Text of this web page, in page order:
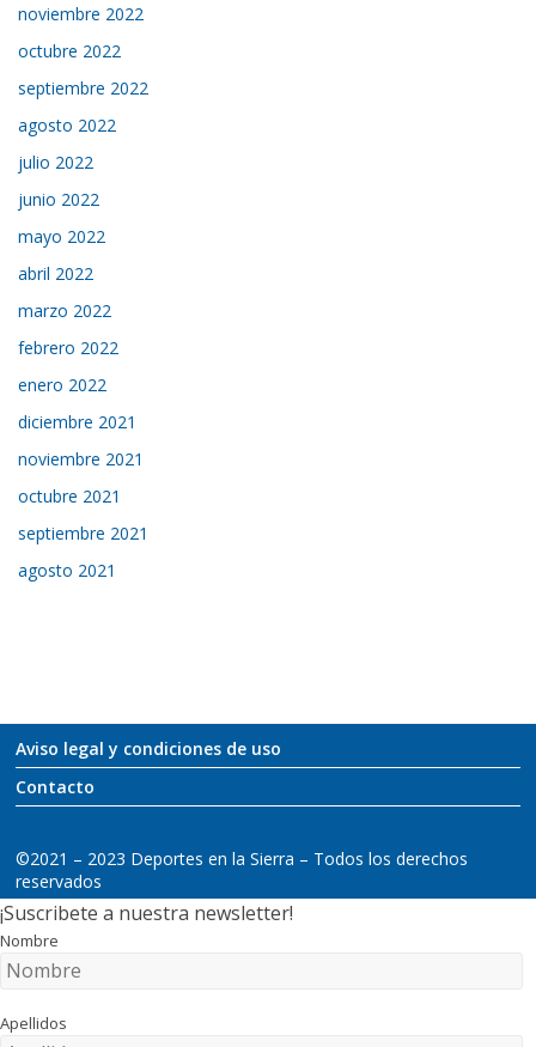
noviembre 2022
octubre 2022
septiembre 2022
agosto 2022
julio 2022
junio 2022
mayo 2022
abril 2022
marzo 2022
febrero 2022
enero 2022
diciembre 2021
noviembre 2021
octubre 2021
septiembre 2021
agosto 2021
Aviso legal y condiciones de uso
Contacto
©2021 – 2023 Deportes en la Sierra – Todos los derechos
reservados
¡Suscribete a nuestra newsletter!
Nombre
Apellidos